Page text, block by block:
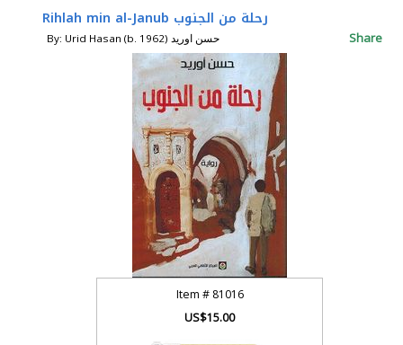
Rihlah min al-Janub رحلة من الجنوب
By: Urid Hasan (b. 1962) حسن اوريد Share
Item # 81016
US$15.00